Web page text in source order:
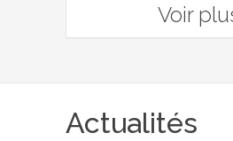
Voir
Actualités